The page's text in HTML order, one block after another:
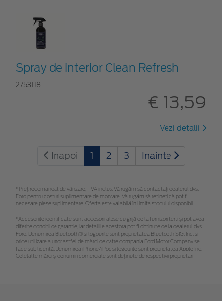
Spray de interior Clean Refresh
2753118
€ 13,59
Vezi detalii
Inapoi 1 2 3 Inainte
*Preţ recomandat de vânzare, TVA inclus. Vă rugăm să contactaţi dealerul dvs.
Ford pentru costuri suplimentare de montare. Vă rugăm să rețineți că pot fi
necesare piese suplimentare. Oferta este valabilă în limita stocului disponibil.
*Accesoriile identificate sunt accesorii alese cu grijă de la furnizori terți și pot avea
diferite condiții de garanție, iar detaliile acestora pot fi obținute de la dealerul dvs.
Ford. Denumirea Bluetooth® și logourile sunt proprietatea Bluetooth SIG, Inc. și
orice utilizare a unor astfel de mărci de către compania Ford Motor Company se
face sub licență. Denumirea iPhone/iPod și logourile sunt proprietatea Apple Inc.
Celelalte mărci și denumiri comerciale sunt deținute de respectivii proprietari